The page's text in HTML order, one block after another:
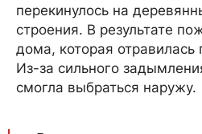
перекинулось на
строения. В результате
дома, которая отравилась
Из-за сильного
смогла выбраться наружу.